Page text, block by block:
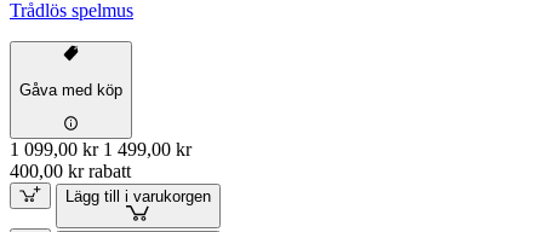
Trådlös spelmus
Gåva med köp
1 099,00 kr 1 499,00 kr
400,00 kr rabatt
Lägg till i varukorgen